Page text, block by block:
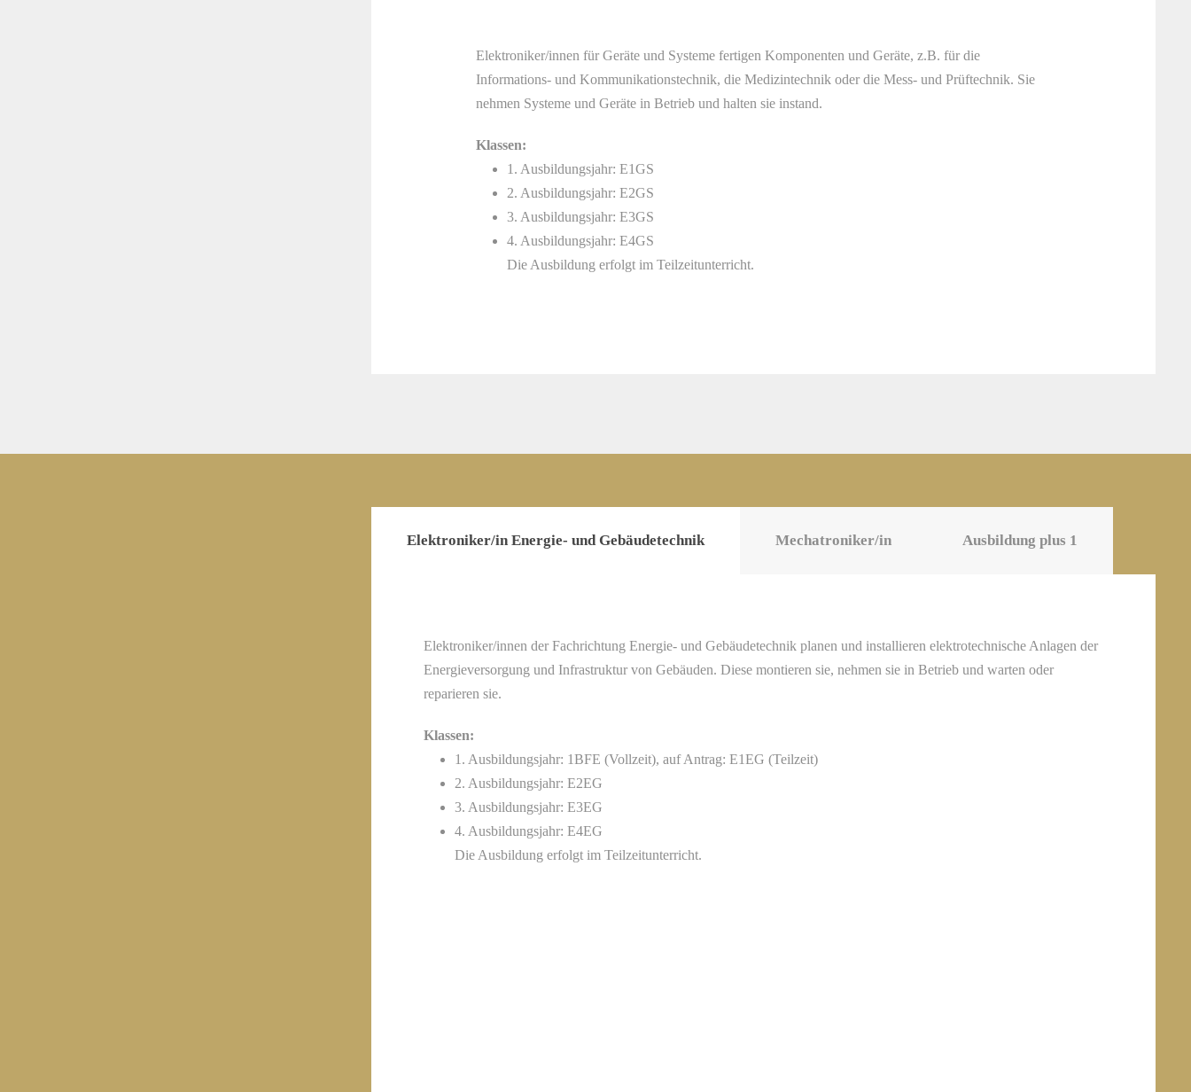
Elektroniker/innen für Geräte und Systeme fertigen Komponenten und Geräte, z.B. für die
Informations- und Kommunikationstechnik, die Medizintechnik oder die Mess- und Prüftechnik. Sie
nehmen Systeme und Geräte in Betrieb und halten sie instand.
Klassen:
1. Ausbildungsjahr: E1GS
2. Ausbildungsjahr: E2GS
3. Ausbildungsjahr: E3GS
4. Ausbildungsjahr: E4GS
Die Ausbildung erfolgt im Teilzeitunterricht.
Elektroniker/in Energie- und Gebäudetechnik Mechatroniker/in Ausbildung plus 1
Elektroniker/innen der Fachrichtung Energie- und Gebäudetechnik planen und installieren elektrotechnische Anlagen der
Energieversorgung und Infrastruktur von Gebäuden. Diese montieren sie, nehmen sie in Betrieb und warten oder
reparieren sie.
Klassen:
1. Ausbildungsjahr: 1BFE (Vollzeit), auf Antrag: E1EG (Teilzeit)
2. Ausbildungsjahr: E2EG
3. Ausbildungsjahr: E3EG
4. Ausbildungsjahr: E4EG
Die Ausbildung erfolgt im Teilzeitunterricht.